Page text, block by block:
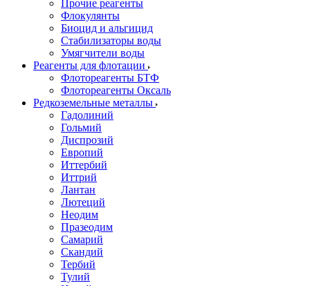
Прочие реагенты
Флокулянты
Биоцид и альгицид
Стабилизаторы воды
Умягчители воды
Реагенты для флотации
Флотореагенты БТФ
Флотореагенты Оксаль
Редкоземельные металлы
Гадолиний
Гольмий
Диспрозий
Европий
Иттербий
Иттрий
Лантан
Лютеций
Неодим
Празеодим
Самарий
Скандий
Тербий
Тулий